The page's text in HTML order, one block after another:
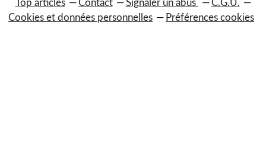
Top articles
Contact Signaler un abus
C.G.U.
Cookies et données personnelles
Préférences cookies